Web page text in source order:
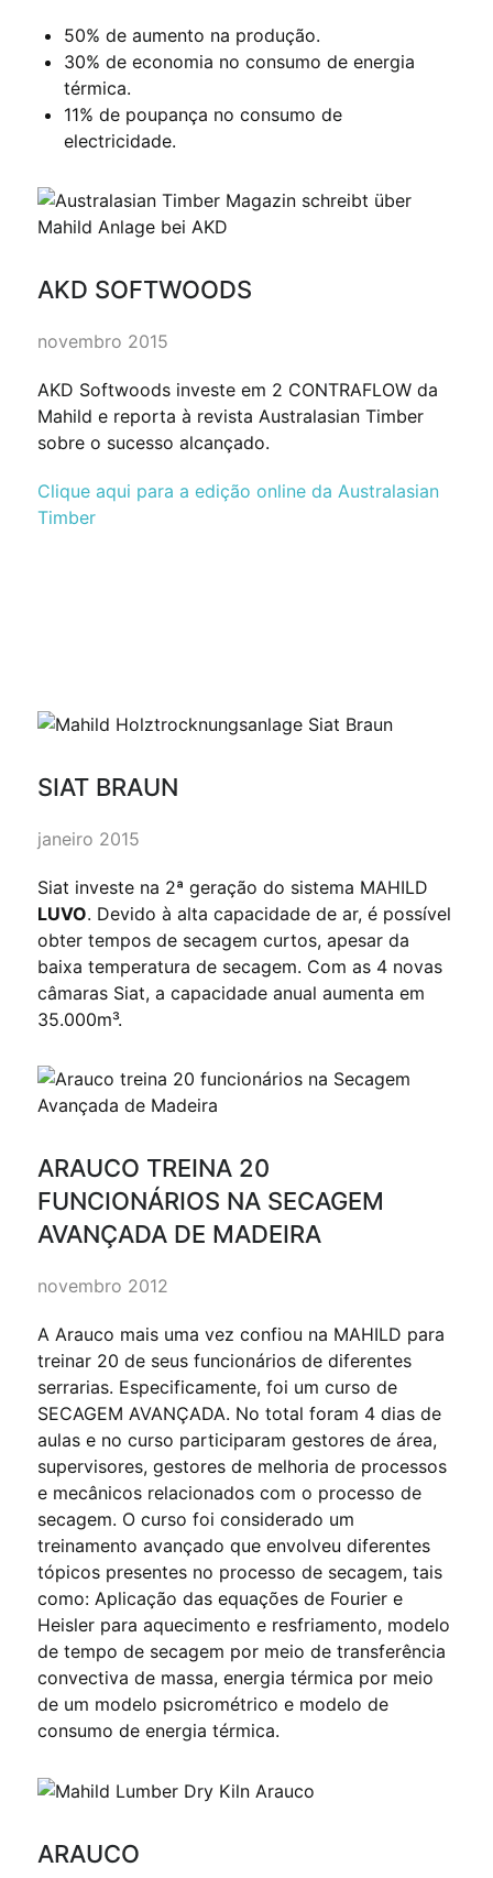
50% de aumento na produção.
30% de economia no consumo de energia
térmica.
11% de poupança no consumo de
electricidade.
AKD SOFTWOODS
novembro 2015
AKD Softwoods investe em 2 CONTRAFLOW da
Mahild e reporta à revista Australasian Timber
sobre o sucesso alcançado.
Clique aqui para a edição online da Australasian
Timber
SIAT BRAUN
janeiro 2015
Siat investe na 2ª geração do sistema MAHILD
LUVO. Devido à alta capacidade de ar, é possível
obter tempos de secagem curtos, apesar da
baixa temperatura de secagem. Com as 4 novas
câmaras Siat, a capacidade anual aumenta em
35.000m³.
ARAUCO TREINA 20
FUNCIONÁRIOS NA SECAGEM
AVANÇADA DE MADEIRA
novembro 2012
A Arauco mais uma vez confiou na MAHILD para
treinar 20 de seus funcionários de diferentes
serrarias. Especificamente, foi um curso de
SECAGEM AVANÇADA. No total foram 4 dias de
aulas e no curso participaram gestores de área,
supervisores, gestores de melhoria de processos
e mecânicos relacionados com o processo de
secagem. O curso foi considerado um
treinamento avançado que envolveu diferentes
tópicos presentes no processo de secagem, tais
como: Aplicação das equações de Fourier e
Heisler para aquecimento e resfriamento, modelo
de tempo de secagem por meio de transferência
convectiva de massa, energia térmica por meio
de um modelo psicrométrico e modelo de
consumo de energia térmica.
ARAUCO